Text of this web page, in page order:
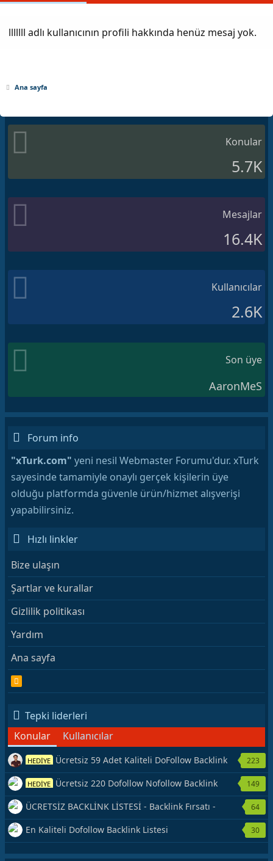
lllllll adlı kullanıcının profili hakkında henüz mesaj yok.
Ana sayfa
Konular
5.7K
Mesajlar
16.4K
Kullanıcılar
2.6K
Son üye
AaronMeS
Forum info
"xTurk.com" yeni nesil Webmaster Forumu'dur. xTurk
sayesinde tamamiyle onaylı gerçek kişilerin üye
olduğu platformda güvenle ürün/hizmet alışverişi
yapabilirsiniz.
Hızlı linkler
Bize ulaşın
Şartlar ve kurallar
Gizlilik politikası
Yardım
Ana sayfa
S
Tepki liderleri
Konular
Kullanıcılar
HEDİYE Ücretsiz 59 Adet Kaliteli DoFollow Backlink
Kaynağı Veriyorum.
223
HEDİYE Ücretsiz 220 Dofollow Nofollow Backlink
Veriyorum
149
ÜCRETSİZ BACKLİNK LİSTESİ - Backlink Fırsatı -
Hemen Yetiş!
64
En Kaliteli Dofollow Backlink Listesi 30